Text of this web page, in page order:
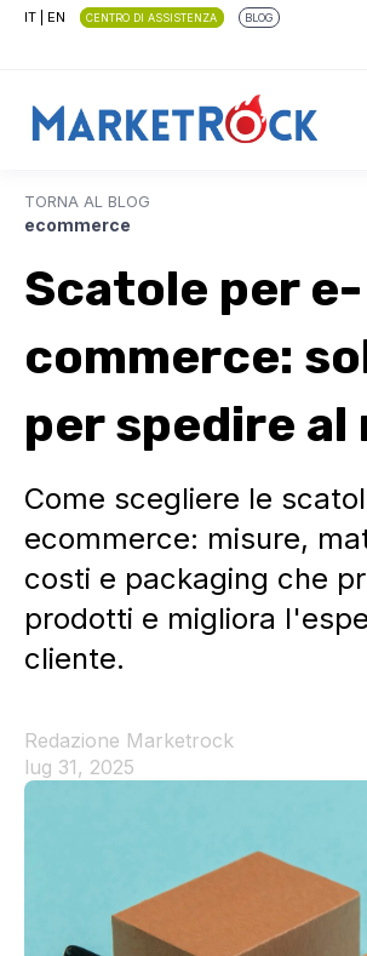
IT EN CENTRO DI ASSISTENZA BLOG
TORNA AL BLOG
ecommerce
Scatole per e-
commerce:
per spedire al
Come scegliere le
ecommerce: misure,
costi e packaging che
prodotti e migliora
cliente.
Redazione Marketrock
lug 31, 2025